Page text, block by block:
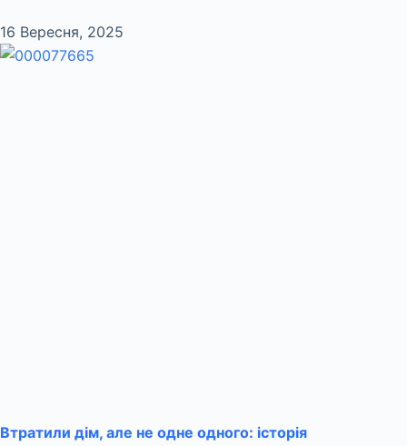
16 Вересня, 2025
Втратили дім, але не одне одного: історія